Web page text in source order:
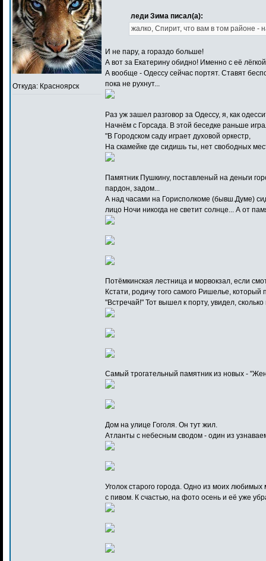
Откуда: Красноярск
леди Зима писал(а):
жалко, Спирит, что вам в том районе -
И не пару, а гораздо больше!
А вот за Екатерину обидно! Именно с её
А вообще - Одессу сейчас портят. Ставят
пока не рухнут...
Раз уж зашел разговор за Одессу, я, как
Начнём с Горсада. В этой беседке раньше
"В Городском саду играет духовой оркестр,
На скамейке где сидишь ты, нет свободных
Памятник Пушкину, поставленый на деньги
пардон, задом...
А над часами на Горисполкоме (бывш.Думе)
лицо Ночи никогда не светит солнце... А от
Потёмкинская лестница и морвокзал, если
Кстати, родичу того самого Ришелье,
"Встречай!" Тот вышел к порту, увидел,
Самый трогательный памятник из новых -
Дом на улице Гоголя. Он тут жил.
Атланты с небесным сводом - один из
Уголок старого города. Одно из моих
с пивом. К счастью, на фото осень и её уже